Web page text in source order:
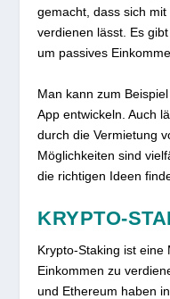
gemacht, dass sich
verdienen lässt. Es
um passives
Man kann zum
App entwickeln. Auch
durch die Vermietung
Möglichkeiten sind
die richtigen Ideen
KRYPTO-
Krypto-Staking ist eine
Einkommen zu
und Ethereum haben